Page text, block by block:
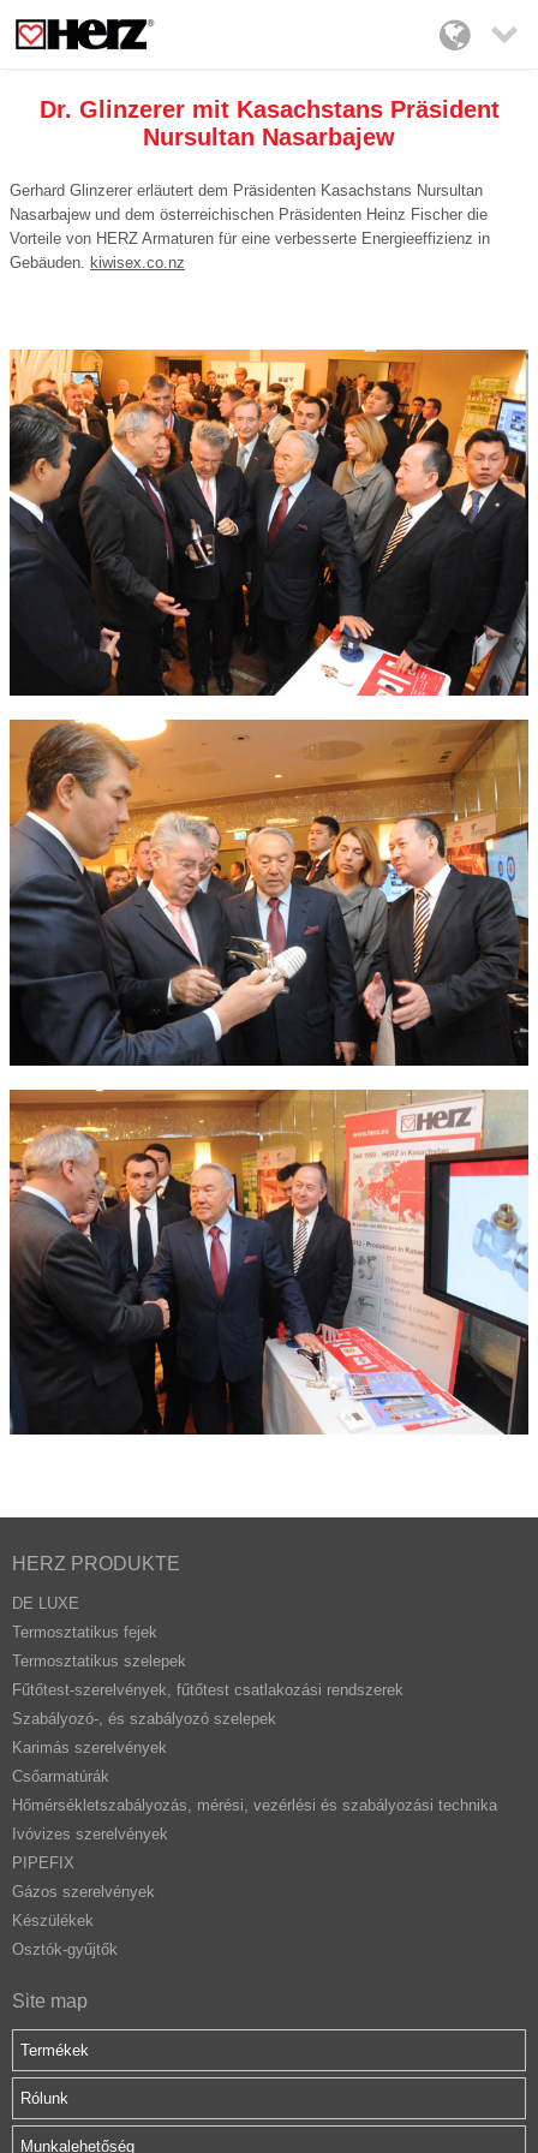

Dr. Glinzerer mit Kasachstans Präsident
Nursultan Nasarbajew
Gerhard Glinzerer erläutert dem Präsidenten Kasachstans Nursultan
Nasarbajew und dem österreichischen Präsidenten Heinz Fischer die
Vorteile von HERZ Armaturen für eine verbesserte Energieeffizienz in
Gebäuden. kiwisex.co.nz
HERZ PRODUKTE
DE LUXE
Termosztatikus fejek
Termosztatikus szelepek
Fűtőtest-szerelvények, fűtőtest csatlakozási rendszerek
Szabályozó-, és szabályozó szelepek
Karimás szerelvények
Csőarmatúrák
Hőmérsékletszabályozás, mérési, vezérlési és szabályozási technika
Ivóvizes szerelvények
PIPEFIX
Gázos szerelvények
Készülékek
Osztók-gyűjtők
Site map
Termékek
Rólunk
Munkalehetőség